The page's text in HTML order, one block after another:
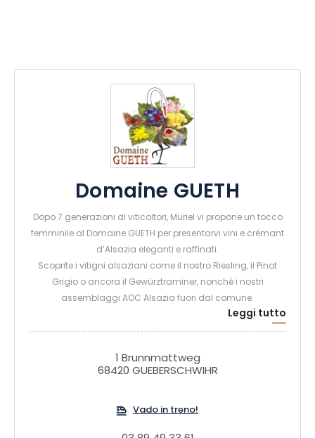
Domaine GUETH
Dopo 7 generazioni di viticoltori, Muriel vi propone un tocco
femminile al Domaine GUETH per presentarvi vini e crémant
d’Alsazia eleganti e raffinati.
Scoprite i vitigni alsaziani come il nostro Riesling, il Pinot
Grigio o ancora il Gewürztraminer, nonché i nostri
assemblaggi AOC Alsazia fuori dal comune.
Leggi tutto
1 Brunnmattweg
68420 GUEBERSCHWIHR
Vado in treno!